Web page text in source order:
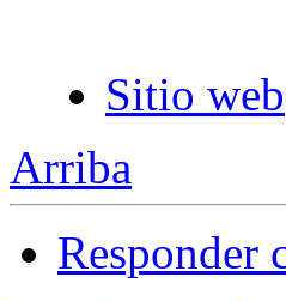
Sitio web
Arriba
Responder